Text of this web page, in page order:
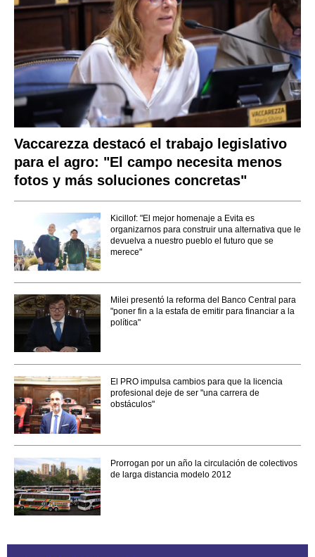
Vaccarezza destacó el trabajo legislativo
para el agro: "El campo necesita menos
fotos y más soluciones concretas"
Kicillof: "El mejor homenaje a Evita es
organizarnos para construir una alternativa que le
devuelva a nuestro pueblo el futuro que se
merece"
Milei presentó la reforma del Banco Central para
"poner fin a la estafa de emitir para financiar a la
política"
El PRO impulsa cambios para que la licencia
profesional deje de ser "una carrera de
obstáculos"
Prorrogan por un año la circulación de colectivos
de larga distancia modelo 2012